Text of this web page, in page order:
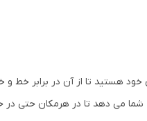
خود هستید تا از آن در برابر
می دهد تا در هرمکان حتی در